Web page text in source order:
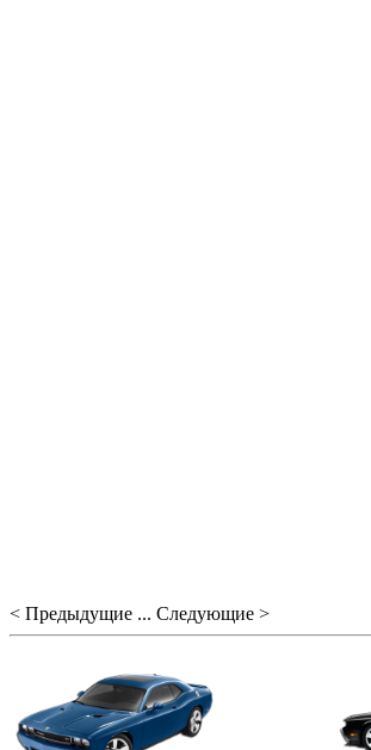
< Предыдущие ... Следующие >